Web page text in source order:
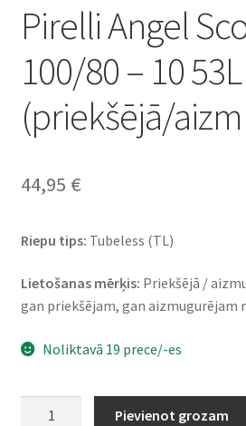
Pirelli Angel
100/80 – 10
(priekšējā/
44,95 €
Riepu tips: Tubeless (TL)
Lietošanas mērķis: Priekšējā /
gan priekšējam, gan aizmugurējam
Noliktavā 19 prece/-es
Pievienot grozam